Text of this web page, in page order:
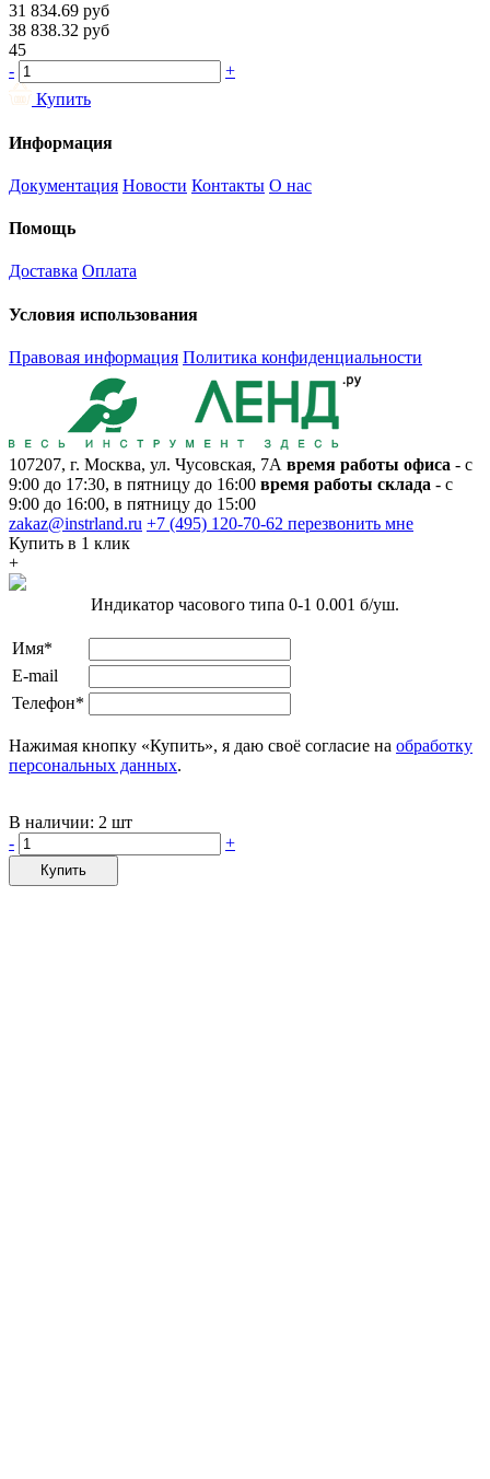
31 834.69 руб
38 838.32 руб
45
-
+
Купить
Информация
Документация Новости Контакты О нас
Помощь
Доставка Оплата
Условия использования
Правовая информация Политика конфиденциальности
107207, г. Москва, ул. Чусовская, 7А время работы офиса - с
9:00 до 17:30, в пятницу до 16:00 время работы склада - с
9:00 до 16:00, в пятницу до 15:00
zakaz@instrland.ru +7 (495) 120-70-62 перезвонить мне
Купить в 1 клик
+
Индикатор часового типа 0-1 0.001 б/уш.
Имя*
E-mail
Телефон*
Нажимая кнопку «Купить», я даю своё согласие на обработку
персональных данных.
В наличии: 2 шт
-
+
Купить